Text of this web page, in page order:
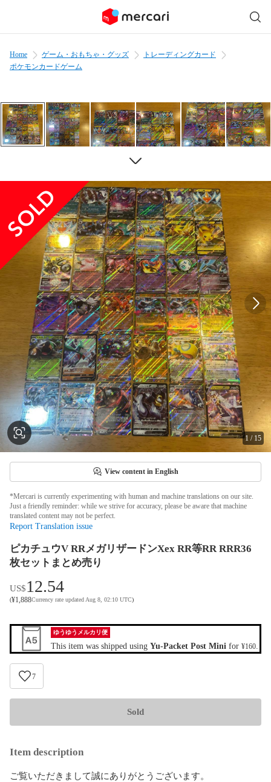
Home ゲーム・おもちゃ・グッズ
トレーディングカード
ポケモンカードゲーム
1 / 15
View content in English
*Mercari is currently experimenting with human and machine translations on our site.
Just a friendly reminder: while we strive for accuracy, please be aware that machine
translated content may not be perfect.
Report Translation issue
ピカチュウV RRメガリザードンXex RR等RR RRR36
枚セットまとめ売り
US$12.54
(¥1,888Currency rate updated Aug 8, 02:10 UTC)
ゆうゆうメルカリ便
This item was shipped using Yu-Packet Post Mini for ¥160
7
Sold
Item description
ご覧いただきまして誠にありがとうございます。